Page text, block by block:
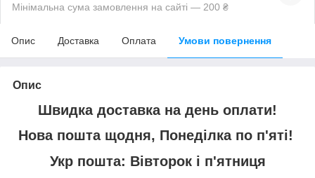
Мінімальна сума замовлення на сайті — 200 ₴
Опис Доставка Оплата Умови повернення
Опис
Швидка доставка на день оплати!
Нова пошта щодня, Понеділка по п'яті!
Укр пошта: Вівторок і п'ятниця